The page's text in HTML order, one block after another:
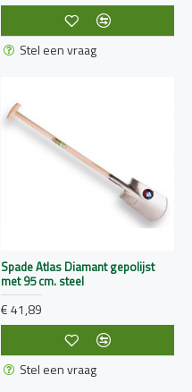
Stel een vraag
Spade Atlas Diamant gepolijst
met 95 cm. steel
€ 41,89
Stel een vraag